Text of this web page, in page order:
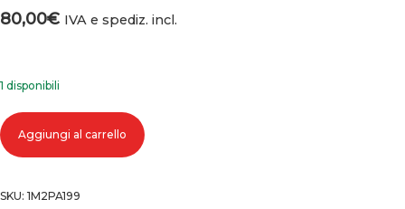
80,00€ IVA e spediz. incl.
1 disponibili
Paraurti anteriore nissan qashqai quantità
Aggiungi al carrello
SKU: 1M2PA199